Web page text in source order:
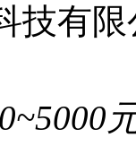
技有限